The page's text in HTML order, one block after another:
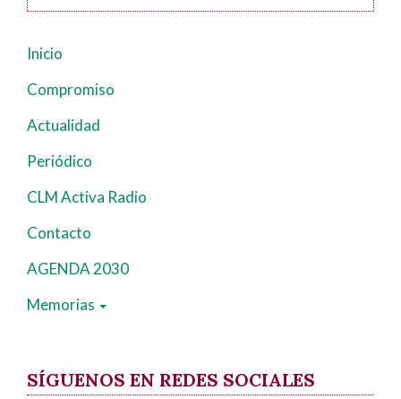
Navegación
principal
Inicio
Compromiso
Actualidad
Periódico
CLM Activa Radio
Contacto
AGENDA 2030
Memorias
SÍGUENOS EN REDES SOCIALES